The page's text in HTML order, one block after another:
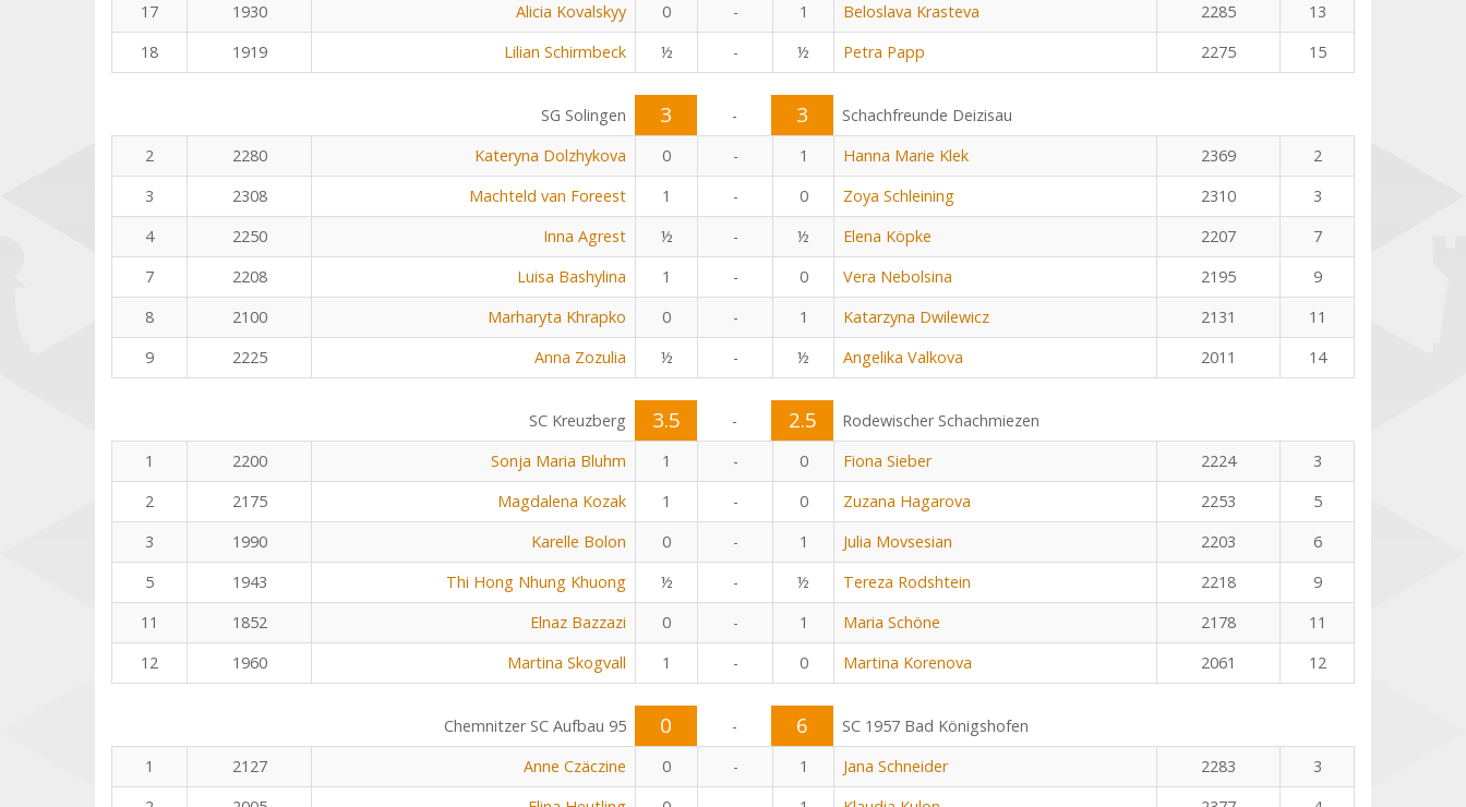
17
1930 Alicia Kovalskyy 0 - 1 Beloslava Krasteva 2285
13
18
1919 Lilian Schirmbeck ½ - ½ Petra Papp 2275 15
SG Solingen 3 - 3
Schachfreunde Deizisau
2
2280 Kateryna Dolzhykova 0 - 1 Hanna Marie Klek 2369
2
3
2308 Machteld van Foreest 1 - 0 Zoya Schleining 2310
3
4
2250 Inna Agrest ½ - ½ Elena Köpke 2207
7
7
2208 Luisa Bashylina 1 - 0 Vera Nebolsina 2195
9
8
2100 Marharyta Khrapko 0 - 1 Katarzyna Dwilewicz 2131
11
9
2225 Anna Zozulia ½ - ½ Angelika Valkova 2011 14
SC Kreuzberg 3.5 - 2.5
Rodewischer Schachmiezen
1
2200 Sonja Maria Bluhm 1 - 0 Fiona Sieber 2224
3
2
2175 Magdalena Kozak 1 - 0 Zuzana Hagarova 2253
5
3
1990 Karelle Bolon 0 - 1 Julia Movsesian 2203
6
5
1943 Thi Hong Nhung Khuong ½ - ½ Tereza Rodshtein 2218
9
11
1852 Elnaz Bazzazi 0 - 1 Maria Schöne 2178
11
12
1960 Martina Skogvall 1 - 0 Martina Korenova 2061 12
Chemnitzer SC Aufbau 95 0 - 6
SC 1957 Bad Königshofen
1
2127 Anne Czäczine 0 - 1 Jana Schneider 2283
3